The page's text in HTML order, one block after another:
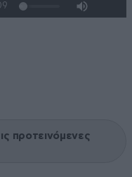
προτεινόμενες